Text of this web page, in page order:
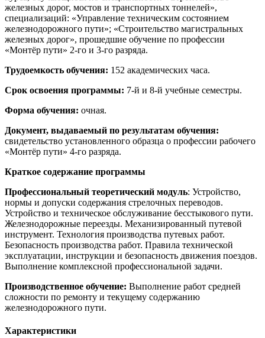
железных дорог, мостов и транспортных тоннелей»,
специализаций: «Управление техническим состоянием
железнодорожного пути»; «Строительство магистральных
железных дорог», прошедшие обучение по профессии
«Монтёр пути» 2-го и 3-го разряда.
Трудоемкость обучения: 152 академических часа.
Срок освоения программы: 7-й и 8-й учебные семестры.
Форма обучения: очная.
Документ, выдаваемый по результатам обучения:
свидетельство установленного образца о профессии рабочего
«Монтёр пути» 4-го разряда.
Краткое содержание программы
Профессиональный теоретический модуль: Устройство,
нормы и допуски содержания стрелочных переводов.
Устройство и техническое обслуживание бесстыкового пути.
Железнодорожные переезды. Механизированный путевой
инструмент. Технология производства путевых работ.
Безопасность производства работ. Правила технической
эксплуатации, инструкции и безопасность движения поездов.
Выполнение комплексной профессиональной задачи.
Производственное обучение: Выполнение работ средней
сложности по ремонту и текущему содержанию
железнодорожного пути.
Характеристики